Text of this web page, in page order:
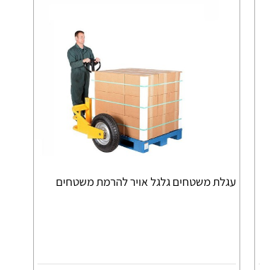
עגלת משטחים גלגל אויר להרמת משטחים